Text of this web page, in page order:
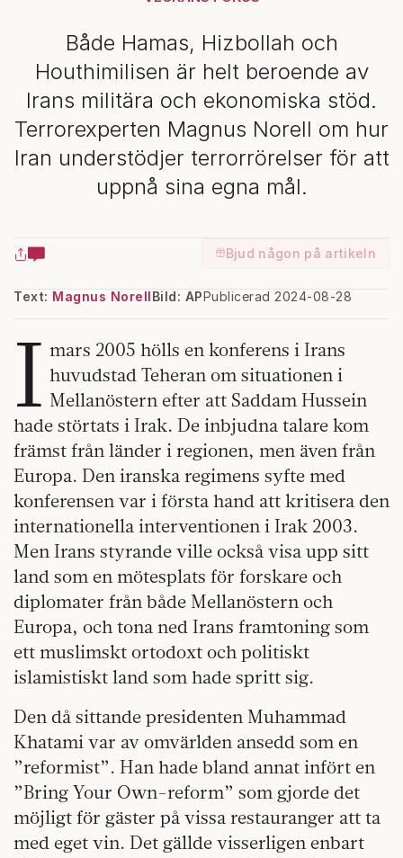
Både Hamas, Hizbollah och
Houthimilisen är helt beroende av
Irans militära och ekonomiska stöd.
Terrorexperten Magnus Norell om hur
Iran understödjer terrorrörelser för att
uppnå sina egna mål.
Bjud någon på artikeln
Text: Magnus Norell Publicerad 2024-08-28
Bild: AP
I mars 2005 hölls en konferens i Irans
huvudstad Teheran om situationen i
Mellanöstern efter att Saddam Hussein
hade störtats i Irak. De inbjudna talare kom
främst från länder i regionen, men även från
Europa. Den iranska regimens syfte med
konferensen var i första hand att kritisera den
internationella interventionen i Irak 2003.
Men Irans styrande ville också visa upp sitt
land som en mötesplats för forskare och
diplomater från både Mellanöstern och
Europa, och tona ned Irans framtoning som
ett muslimskt ortodoxt och politiskt
islamistiskt land som hade spritt sig.
Den då sittande presidenten Muhammad
Khatami var av omvärlden ansedd som en
”reformist”. Han hade bland annat infört en
”Bring Your Own-reform” som gjorde det
möjligt för gäster på vissa restauranger att ta
med eget vin. Det gällde visserligen enbart